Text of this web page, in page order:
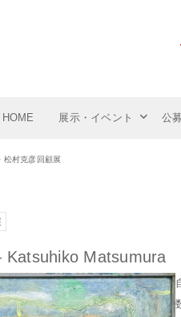
HOME 展示・イベント 公
松村克彦回顧展
Katsuhiko Matsumura